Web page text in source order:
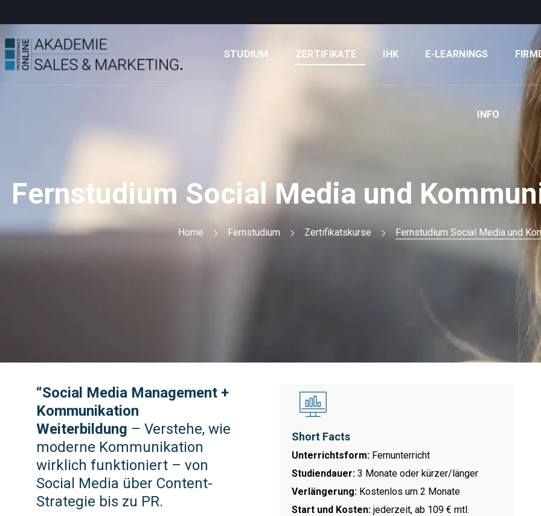
STUDIUM ZERTIFIKATE IHK E-LEARNINGS
INFO
Fernstudium Social Media und
Home Fernstudium Zertifikatskurse Fernstudium Social Media und
“Social Media Management +
Kommunikation
Weiterbildung – Verstehe, wie
moderne Kommunikation
wirklich funktioniert – von
Social Media über Content-
Strategie bis zu PR.
Short Facts
Unterrichtsform: Fernunterricht
Studiendauer: 3 Monate oder kürzer/länger
Verlängerung: Kostenlos um 2 Monate
Start und Kosten: jederzeit, ab 109 € mtl.